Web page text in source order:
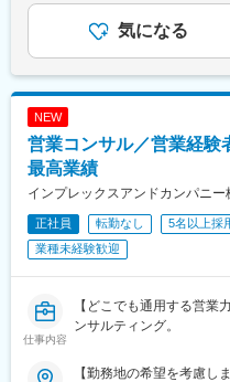
★土日祝休
気になる
NEW
営業コンサル／営業経験
最高業績
インプレックスアンドカンパニー
正社員 転勤なし 5名以上採
業種未経験歓迎
仕事内容
【どこでも通用する営業
ンサルティング。
【勤務地の希望を考慮し